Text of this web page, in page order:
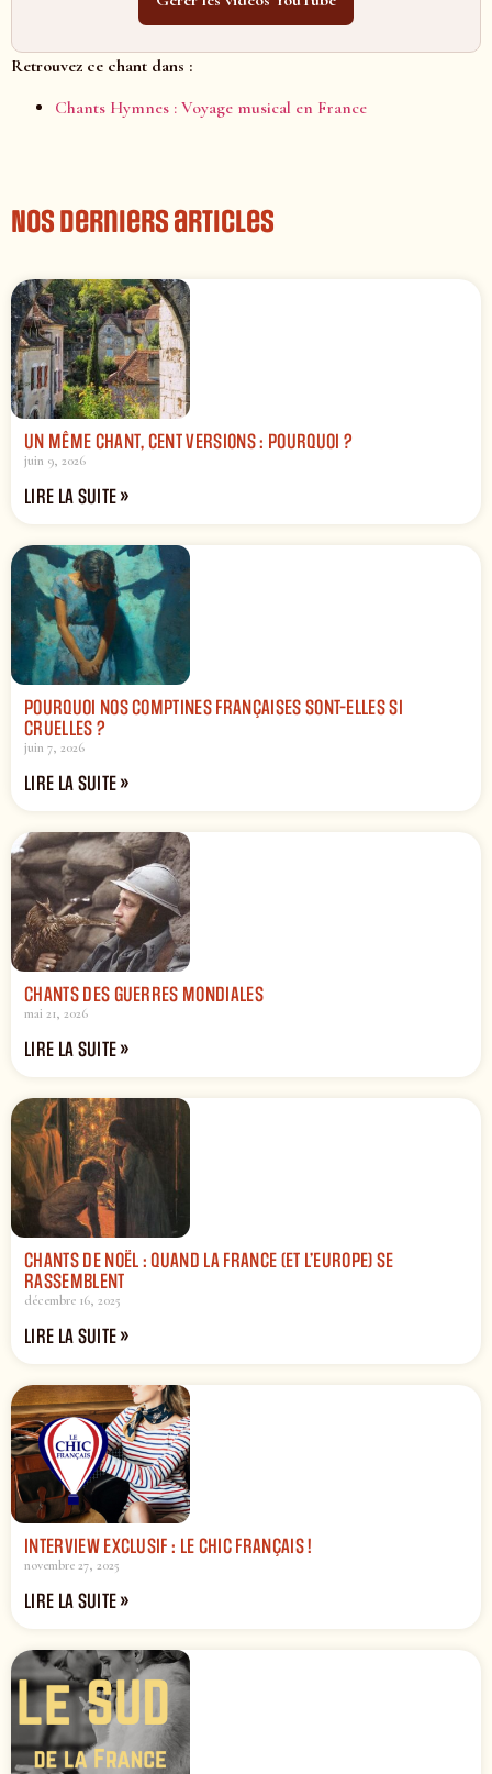
Retrouvez ce chant dans :
Chants Hymnes : Voyage musical en France
Nos derniers articles
UN MÊME CHANT, CENT VERSIONS : POURQUOI ?
juin 9, 2026
LIRE LA SUITE »
POURQUOI NOS COMPTINES FRANÇAISES SONT-ELLES SI
CRUELLES ?
juin 7, 2026
LIRE LA SUITE »
CHANTS DES GUERRES MONDIALES
mai 21, 2026
LIRE LA SUITE »
CHANTS DE NOËL : QUAND LA FRANCE (ET L’EUROPE) SE
RASSEMBLENT
décembre 16, 2025
LIRE LA SUITE »
INTERVIEW EXCLUSIF : LE CHIC FRANÇAIS !
novembre 27, 2025
LIRE LA SUITE »